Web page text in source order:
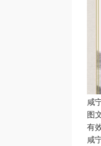
咸
图
有
咸